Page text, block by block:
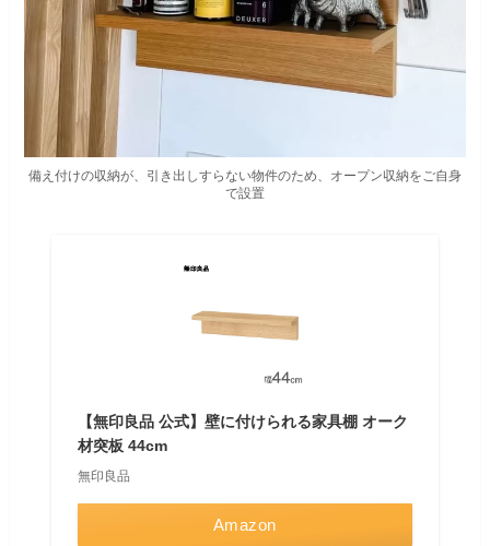
備え付けの収納が、引き出しすらない物件のため、オープン収納をご自身
で設置
【無印良品 公式】壁に付けられる家具棚 オーク
材突板 44cm
無印良品
Amazon